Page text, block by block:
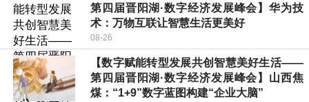
第四届晋阳湖·数字经济发展峰会】华为技
术：万物互联让智慧生活更美好
08-26
【数字赋能转型发展共创智慧美好生活——
第四届晋阳湖·数字经济发展峰会】山西焦
煤：“1+9”数字蓝图构建“企业大脑”